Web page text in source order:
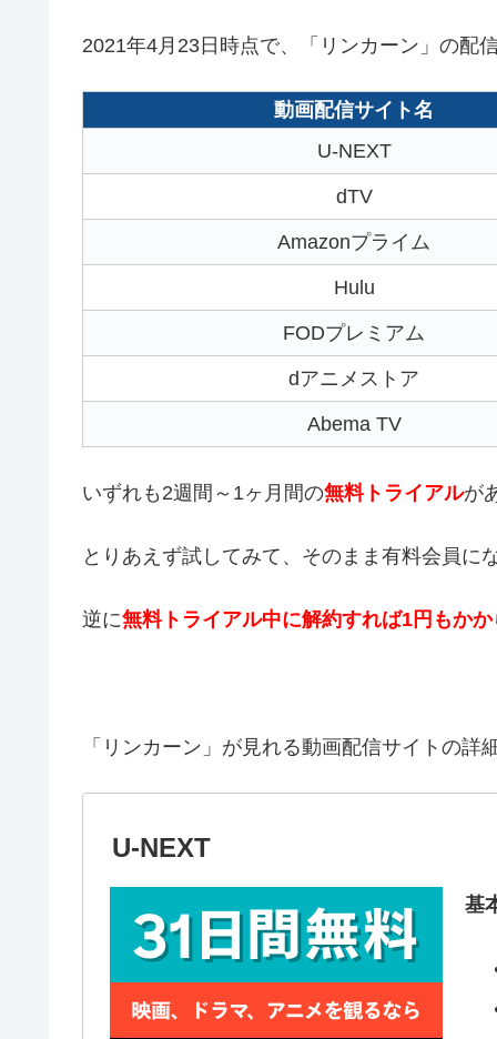
2021年4月23日時点で、「リンカーン」の配
動画配信サイト名
U-NEXT
dTV
Amazonプライム
Hulu
FODプレミアム
dアニメストア
Abema TV
いずれも2週間～1ヶ月間の無料トライアルが
とりあえず試してみて、そのまま有料会員に
逆に無料トライアル中に解約すれば1円もか
「リンカーン」が見れる動画配信サイトの詳
U-NEXT
基